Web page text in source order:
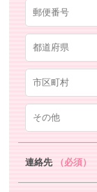
連絡先 （必須）